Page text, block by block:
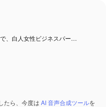
、白人女性ビジネスパー…
たら、今度は AI 音声合成ツールを